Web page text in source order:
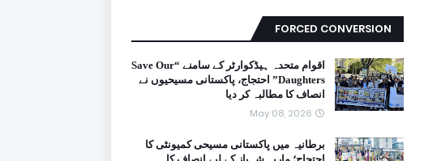
FORCED CONVERSION
اقوام متحدہ ہیڈکوارٹر کے سامنے “Save Our
Daughters” احتجاج، پاکستانی مسیحیوں نے
انصاف کا مطالبہ کر دیا
May 08, 2026
برطانیہ میں پاکستانی مسیحی کمیونٹی کا